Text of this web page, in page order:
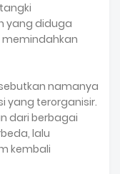
yang diduga
namanya
yang terorganisir.
dari berbagai
lalu
kembali